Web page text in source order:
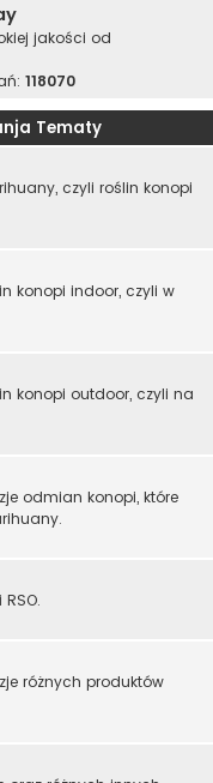
jakości od
118070
Tematy
czyli roślin konopi
konopi indoor, czyli w
konopi outdoor, czyli na
odmian konopi, które
różnych produktów